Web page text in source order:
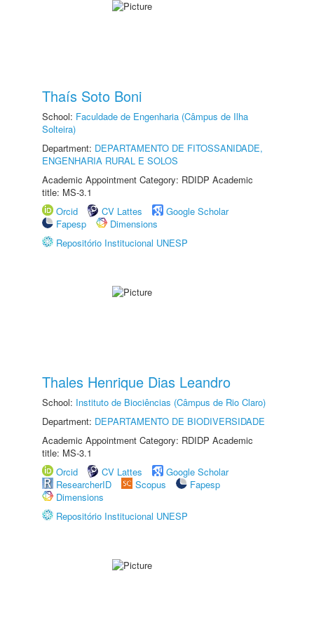
Thaís Soto Boni
School: Faculdade de Engenharia (Câmpus de Ilha
Solteira)
Department: DEPARTAMENTO DE FITOSSANIDADE,
ENGENHARIA RURAL E SOLOS
Academic Appointment Category: RDIDP Academic
title: MS-3.1
Orcid
CV Lattes
Google Scholar
Fapesp
Dimensions
Repositório Institucional UNESP
Thales Henrique Dias Leandro
School: Instituto de Biociências (Câmpus de Rio Claro)
Department: DEPARTAMENTO DE BIODIVERSIDADE
Academic Appointment Category: RDIDP Academic
title: MS-3.1
Orcid
CV Lattes
Google Scholar
ResearcherID
Scopus
Fapesp
Dimensions
Repositório Institucional UNESP